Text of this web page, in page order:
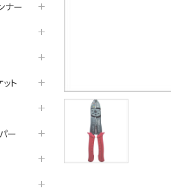
ナー
ット
ー